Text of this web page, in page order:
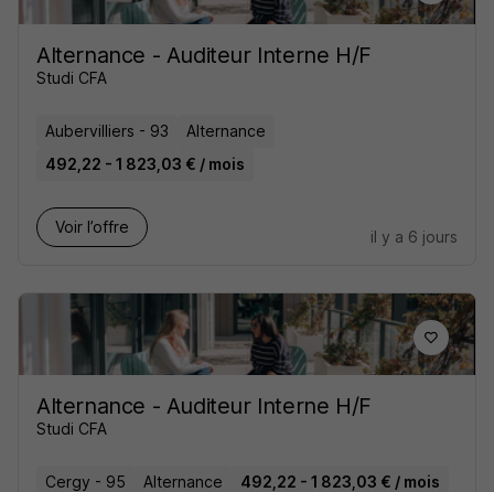
Alternance - Auditeur Interne H/F
Studi CFA
Aubervilliers - 93
Alternance
492,22 - 1 823,03 € / mois
Voir l’offre
il y a 6 jours
Alternance - Auditeur Interne H/F
Studi CFA
Cergy - 95 Alternance 492,22 - 1 823,03 € / mois